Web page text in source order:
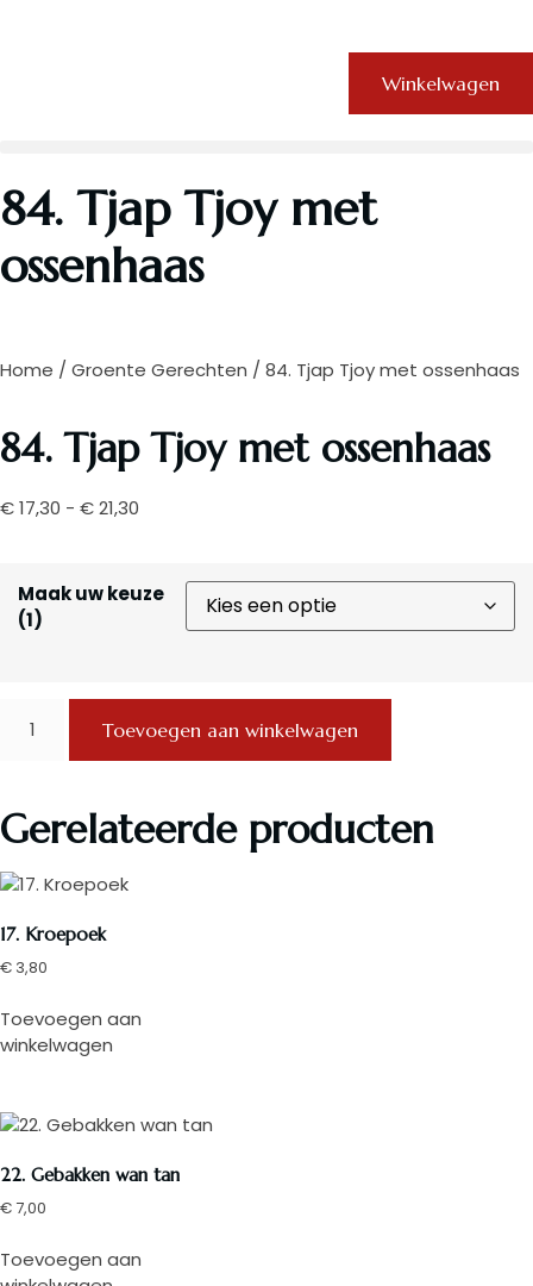
Winkelwagen
84. Tjap Tjoy met
ossenhaas
Home / Groente Gerechten / 84. Tjap Tjoy met ossenhaas
84. Tjap Tjoy met ossenhaas
€17,30 - €21,30
Maak uw keuze
(1)
Toevoegen aan winkelwagen
Gerelateerde producten
17. Kroepoek
€ 3,80
Toevoegen aan
winkelwagen
22. Gebakken wan tan
€ 7,00
Toevoegen aan